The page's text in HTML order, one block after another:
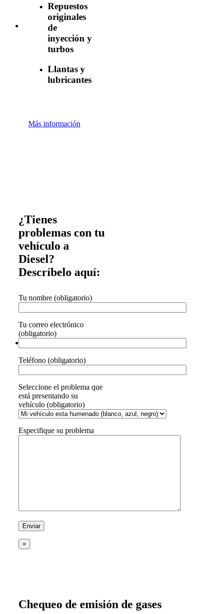
Repuestos
originales
de
inyección y
turbos
Llantas y
lubricantes
Más información
¿Tienes
problemas con tu
vehículo a
Diesel?
Descríbelo aquí:
Tu nombre (obligatorio)
Tu correo electrónico
(obligatorio)
Teléfono (obligatorio)
Seleccione el problema que
está presentando su
vehículo (obligatorio)
Especifique su problema
×
Chequeo de emisión de gases